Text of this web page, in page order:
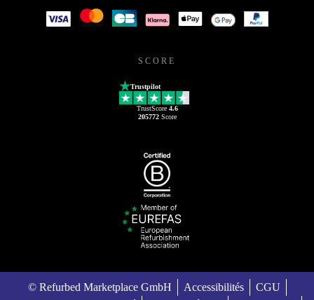
SCORE
Trustpilot
TrustScore 4.6
205772Score
© Refurbed Marketplace GmbH Accessibilités
CGU